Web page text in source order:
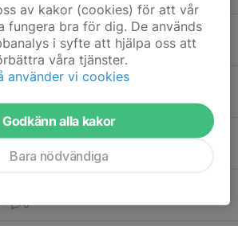
för U17 Rocket League
0
med turnering i Jönköping
0
0
0
av kakor (cookies) för att vår
fungera bra för dig. De används
i syfte att hjälpa oss att
våra tjänster.
använder vi cookies
Godkänn alla kakor
Bara nödvändiga